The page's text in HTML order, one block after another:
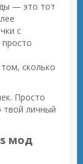
— это тот
с
сколько
Просто
личный
мод